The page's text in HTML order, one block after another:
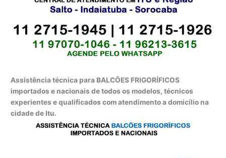
Assistência técnica para BALCÕES FRIGORÍFICOS
importados e nacionais de todos os modelos, técnicos
experientes e qualificados com atendimento a domicílio na
cidade de Itu.